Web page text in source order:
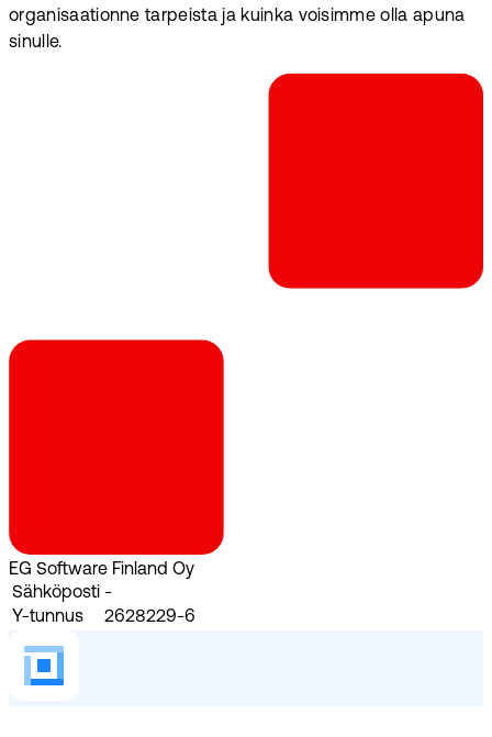
organisaationne tarpeista ja kuinka voisimme olla apuna
sinulle.
EG Software Finland Oy
Sähköposti -
Y-tunnus
2628229-6